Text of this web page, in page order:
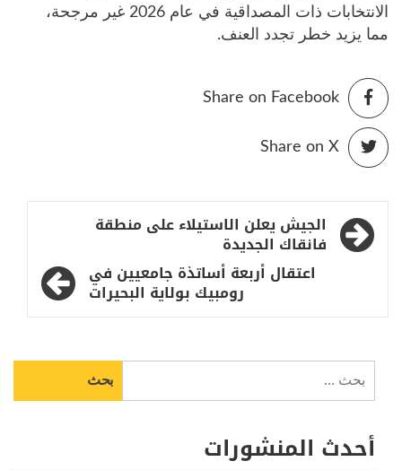
الانتخابات ذات المصداقية في عام 2026 غير مرجحة،
مما يزيد خطر تجدد العنف.
Share on Facebook
Share on X
تصفّح
المقالات
الجيش يعلن الاستيلاء على منطقة
فانقاك الجديدة
اعتقال أربعة أساتذة جامعيين في
رومبيك بولاية البحيرات
عن:
أحدث المنشورات